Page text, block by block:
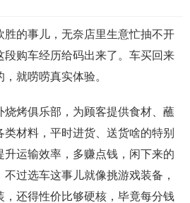
胜的事儿，无奈店里生意忙抽不开
段购车经历给码出来了。车买回来
就唠唠真实体验。
烧烤俱乐部，为顾客提供食材、蘸
材料，平时进货、送货啥的特别
运输效率，多赚点钱，闲下来的
过选车这事儿就像挑游戏装备，
，还得性价比够硬核，毕竟每分钱